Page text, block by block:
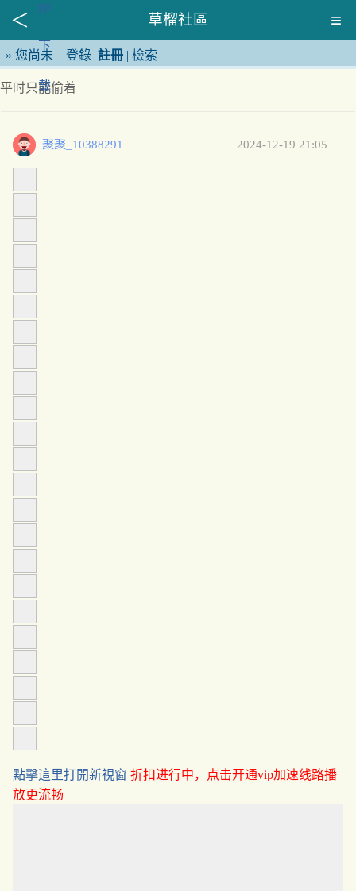
草榴社區
» 您尚未 登錄 註冊 | 檢索
平时只能偷着
聚聚_10388291 2024-12-19 21:05
點擊這里打開新視窗 折扣进行中，点击开通vip加速线路播
放更流畅